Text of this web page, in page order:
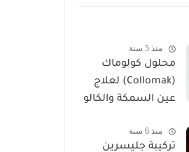
منذ 5 سنة
محلول كولوماك
(Collomak) لعلاج
عين السمكة والكالو
منذ 6 سنة
تركيبة جليسرين